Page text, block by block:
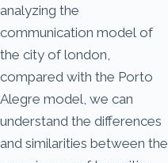
analyzing the
communication model of
the city of london,
compared with the Porto
Alegre model, we can
understand the differences
and similarities between the